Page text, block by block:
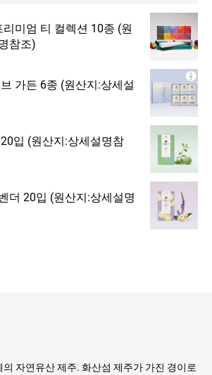
리미엄 티 컬렉션 10종 (원
참조)
가든 6종 (원산지:상세설
입 (원산지:상세설명참
더 20입 (원산지:상세설명
자연유산 제주. 화산섬 제주가 가진 경이로